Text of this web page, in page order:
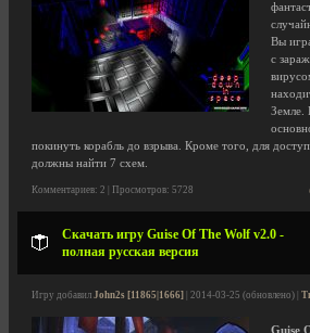
Вы
с
Земле.
покинуть корабль до взрыва. Кроме того, для
должны найти 7 схем.
Комментариев: 2 | Просмотров: 5728
Скачать игру Guise Of The Wolf v2.0 -
полная русская версия
Игру добавил John2s [11865|1666] | 2014-03-25 (обновлено) |
Guise